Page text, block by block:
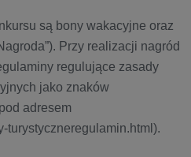
są bony wakacyjne oraz
Przy realizacji nagród
regulujące zasady
jako znaków
adresem
turystyczneregulamin.html).